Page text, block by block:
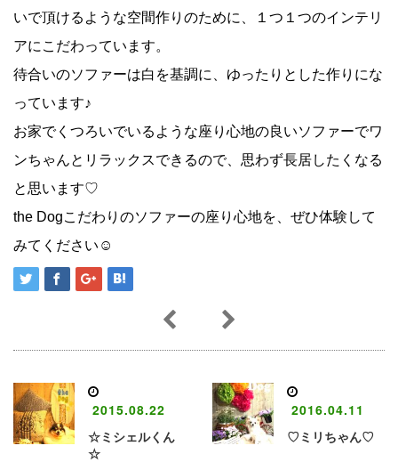
いで頂けるような空間作りのために、１つ１つのインテリ
アにこだわっています。
待合いのソファーは白を基調に、ゆったりとした作りにな
っています♪
お家でくつろいでいるような座り心地の良いソファーでワ
ンちゃんとリラックスできるので、思わず長居したくなる
と思います♡
the Dogこだわりのソファーの座り心地を、ぜひ体験して
みてください☺
2015.08.22
☆ミシェルくん
☆
2016.04.11
♡ミリちゃん♡